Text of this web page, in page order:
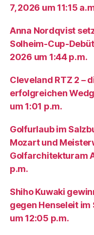
7, 2026 um 11:15
Anna Nordqvist
Solheim-Cup-
2026 um 1:44 p.m.
Cleveland RTZ 2 –
erfolgreichen
um 1:01 p.m.
Golfurlaub im
Mozart und
Golfarchitekturam
p.m.
Shiho Kuwaki
gegen Henseleit
um 12:05 p.m.